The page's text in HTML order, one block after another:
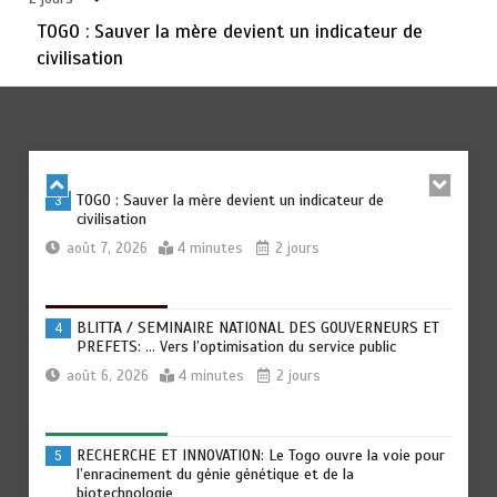
TOGO : Sauver la mère devient un indicateur de
civilisation
d’avoir une Feuille de route
3
TOGO : Sauver la mère devient un indicateur de
civilisation
août 7, 2026 4 minutes 2 jours
4
BLITTA / SEMINAIRE NATIONAL DES GOUVERNEURS ET
PREFETS: … Vers l’optimisation du service public
août 6, 2026 4 minutes 2 jours
5
RECHERCHE ET INNOVATION: Le Togo ouvre la voie pour
l’enracinement du génie génétique et de la
biotechnologie